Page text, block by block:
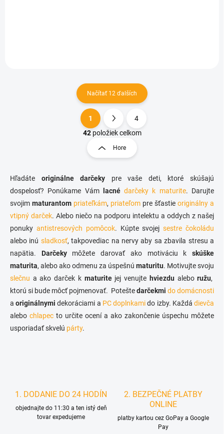
O
v
á
d
c
i
p
r
v
y
v
ý
p
i
s
u
Načítať 12 ďalších
S
t
r
á
k
o
v
a
n
i
e
1
4
42položiek celkom
Hore
Hľadáte originálne darčeky pre vaše deti, ktoré skúšajú
dospelosť? Ponúkame Vám
lacné darčeky k maturite. Darujte
svojim maturantom priateľkám, priateľom pre šťastie originálny a
vtipný darček. Alebo niečo na podporu intelektu a oddych z našej
ponuky antistresových pomôcok. Kúpte svojejsestre čokoládu
alebo inú sladkosť, takpovediac na nervy aby sa zbavila stresu a
napätia. Darčekymôžete darovať ako motiváciu k skúške
maturita, alebo ako odmenu za úspešnú maturitu. Motivujte svoju
slečnu a ako darček k maturitejej venujte hviezdualeboružu,
ktorú si bude môcť pojmenovať. Poteštedarčekmi do domácnosti
a originálnymi dekoráciami a PC doplnkamido izby. Každádievča
alebo chlapec to určite ocení a ako zakončenie úspechu môžete
usporiadať skvelú párty.
1. DODANIE DO 24 HODÍN
objednajte do 11:30 a ten istý deň
tovar expedujeme
2. BEZPEČNÉ PLATBY
ONLINE
platby kartou cez GoPay a Google
Pay